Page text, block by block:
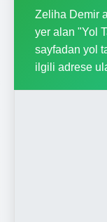
Zeliha Demir
yer alan "Yol
sayfadan yol
ilgili adrese